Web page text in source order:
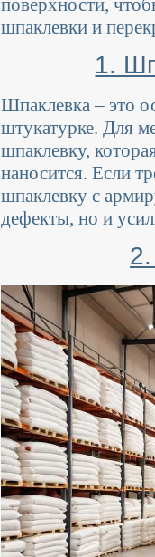
шпаклевки и
1.
Шпаклевка – это
штукатурке. Для
шпаклевку,
наносится. Если
шпаклевку с
дефекты, но и